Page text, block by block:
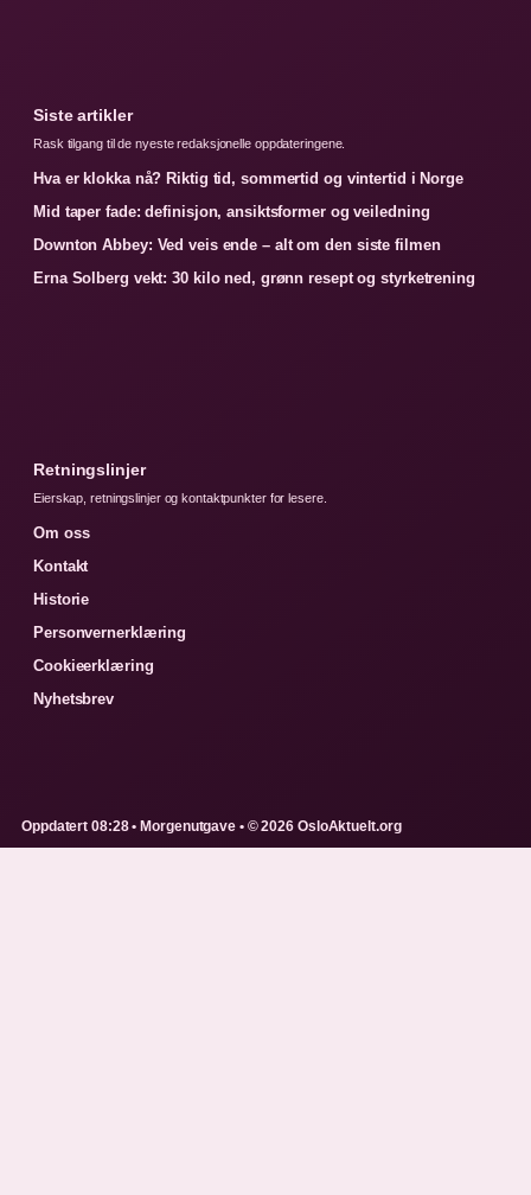
Siste artikler
Rask tilgang til de nyeste redaksjonelle oppdateringene.
Hva er klokka nå? Riktig tid, sommertid og vintertid i Norge
Mid taper fade: definisjon, ansiktsformer og veiledning
Downton Abbey: Ved veis ende – alt om den siste filmen
Erna Solberg vekt: 30 kilo ned, grønn resept og styrketrening
Retningslinjer
Eierskap, retningslinjer og kontaktpunkter for lesere.
Om oss
Kontakt
Historie
Personvernerklæring
Cookieerklæring
Nyhetsbrev
Oppdatert 08:28 • Morgenutgave • © 2026 OsloAktuelt.org